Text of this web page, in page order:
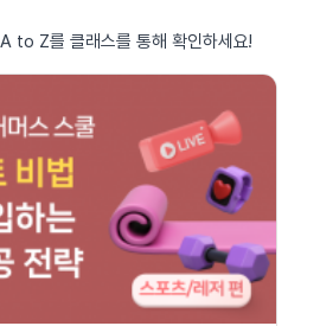
to Z를 클래스를 통해 확인하세요!